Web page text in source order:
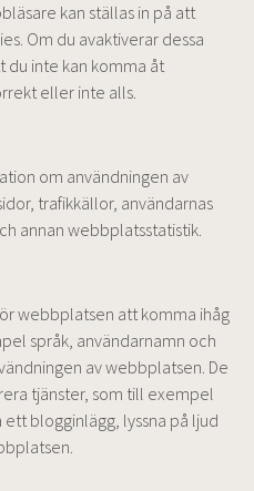
kan ställas in på att
Om du avaktiverar dessa
du inte kan komma åt
eller inte alls.
om användningen av
trafikkällor, användarnas
annan webbplatsstatistik.
webbplatsen att komma ihåg
språk, användarnamn och
av webbplatsen. De
tjänster, som till exempel
blogginlägg, lyssna på ljud